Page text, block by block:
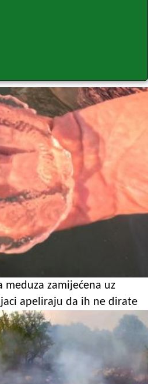
meduza zamijećena uz
apeliraju da ih ne dirate